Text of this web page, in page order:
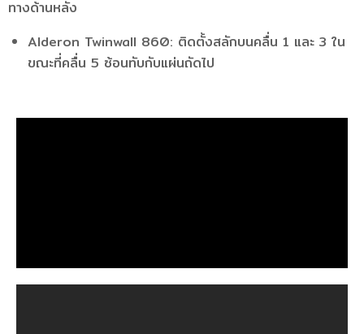
ทางด้านหลัง
Alderon Twinwall 860: ติดตั้งสลักบนคลื่น 1 และ 3 ใน
ขณะที่คลื่น 5 ซ้อนทับกับแผ่นถัดไป